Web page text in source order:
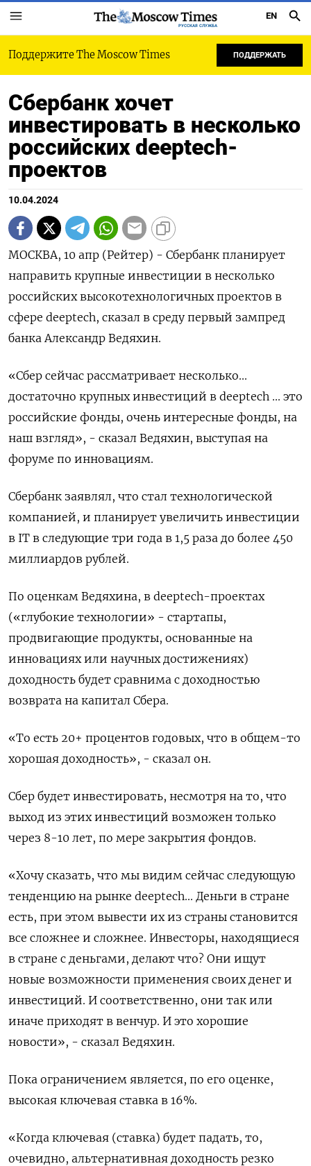
РУССКАЯ СЛУЖБА
EN
Поддержите The Moscow Times ПОДДЕРЖАТЬ
Сбербанк хочет
инвестировать в несколько
российских deeptech-
проектов
10.04.2024
МОСКВА, 10 апр (Рейтер) - Сбербанк планирует
направить крупные инвестиции в несколько
российских высокотехнологичных проектов в
сфере deeptech, сказал в среду первый зампред
банка Александр Ведяхин.
«Сбер сейчас рассматривает несколько...
достаточно крупных инвестиций в deeptech ... это
российские фонды, очень интересные фонды, на
наш взгляд», - сказал Ведяхин, выступая на
форуме по инновациям.
Сбербанк заявлял, что стал технологической
компанией, и планирует увеличить инвестиции
в IT в следующие три года в 1,5 раза до более 450
миллиардов рублей.
По оценкам Ведяхина, в deeptech-проектах
(«глубокие технологии» - стартапы,
продвигающие продукты, основанные на
инновациях или научных достижениях)
доходность будет сравнима с доходностью
возврата на капитал Сбера.
«То есть 20+ процентов годовых, что в общем-то
хорошая доходность», - сказал он.
Сбер будет инвестировать, несмотря на то, что
выход из этих инвестиций возможен только
через 8-10 лет, по мере закрытия фондов.
«Хочу сказать, что мы видим сейчас следующую
тенденцию на рынке deeptech... Деньги в стране
есть, при этом вывести их из страны становится
все сложнее и сложнее. Инвесторы, находящиеся
в стране с деньгами, делают что? Они ищут
новые возможности применения своих денег и
инвестиций. И соответственно, они так или
иначе приходят в венчур. И это хорошие
новости», - сказал Ведяхин.
Пока ограничением является, по его оценке,
высокая ключевая ставка в 16%.
«Когда ключевая (ставка) будет падать, то,
очевидно, альтернативная доходность резко